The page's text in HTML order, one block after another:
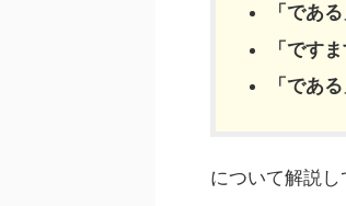
「であ
「です
「であ
について解説し